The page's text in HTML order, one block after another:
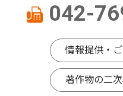
042-
情報提供・
著作物の二